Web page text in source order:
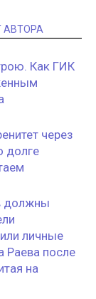
АВТОРА
Как ГИК
через
долге
должны
личные
Раева после
на